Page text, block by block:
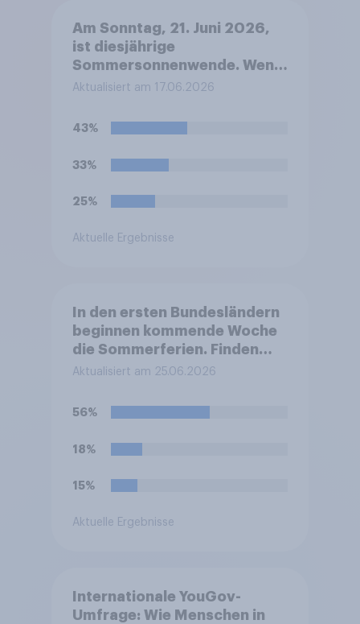
Am Sonntag, 21. Juni 2026,
ist diesjährige
Sommersonnenwende. Wenn
Sie wählen müssten: Welches
diesbezüglich bei Ihnen
Aktualisiert am 17.06.2026
43%
33%
25%
Aktuelle Ergebnisse
In den ersten Bundesländern
beginnen kommende Woche
die Sommerferien. Finden
Sie, dass eine Ferienzeit von
und Lehrer zu lang, zu kurz
Aktualisiert am 25.06.2026
56%
18%
15%
Aktuelle Ergebnisse
Internationale YouGov-
Umfrage: Wie Menschen in